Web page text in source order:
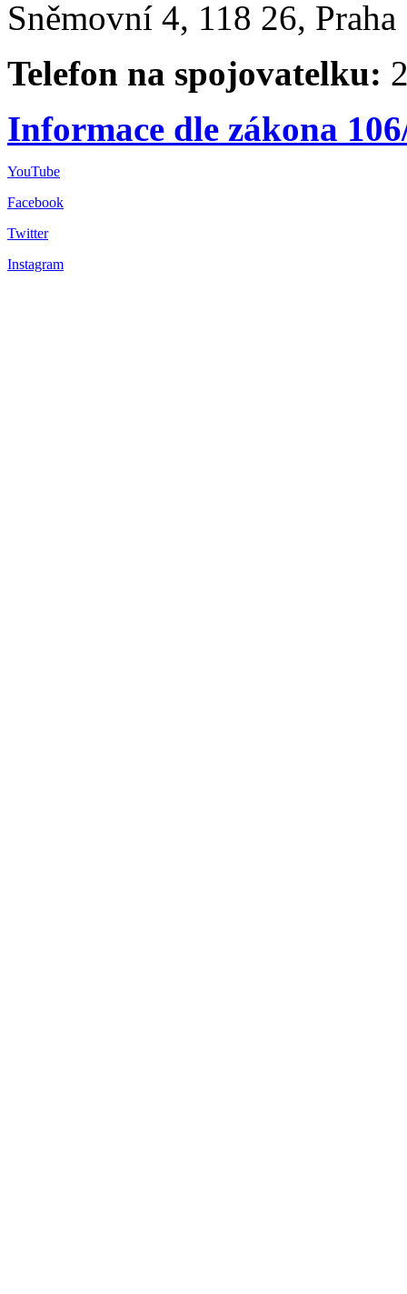
Sněmovní 4, 118 26,
Telefon na spojovatelku:
Informace dle zákona
YouTube
Facebook
Twitter
Instagram